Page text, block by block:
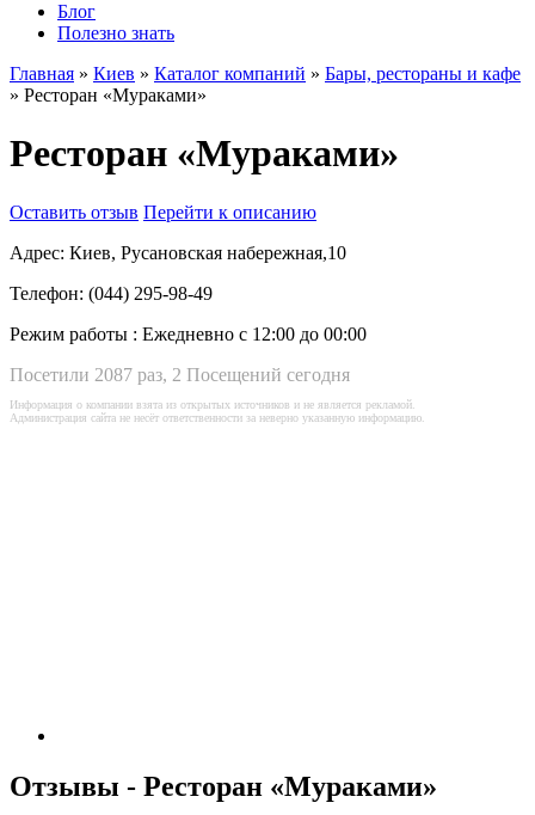
Блог
Полезно знать
Главная » Киев » Каталог компаний » Бары, рестораны и кафе
» Ресторан «Мураками»
Ресторан «Мураками»
Оставить отзыв Перейти к описанию
Адрес: Киев, Русановская набережная,10
Телефон: (044) 295-98-49
Режим работы : Ежедневно с 12:00 до 00:00
Посетили 2087 раз, 2 Посещений сегодня
Информация о компании взята из открытых источников и не является рекламой.
Администрация сайта не несёт ответственности за неверно указанную информацию.
Отзывы - Ресторан «Мураками»